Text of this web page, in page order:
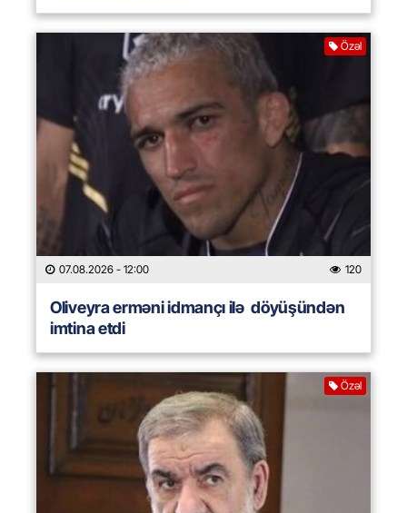
Özəl
07.08.2026 - 12:00 120
Oliveyra erməni idmançı ilə döyüşündən
imtina etdi
Özəl